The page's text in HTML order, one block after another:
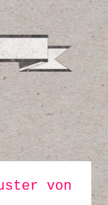
Design,
content
von